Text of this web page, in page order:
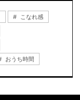
こなれ感
おうち時間